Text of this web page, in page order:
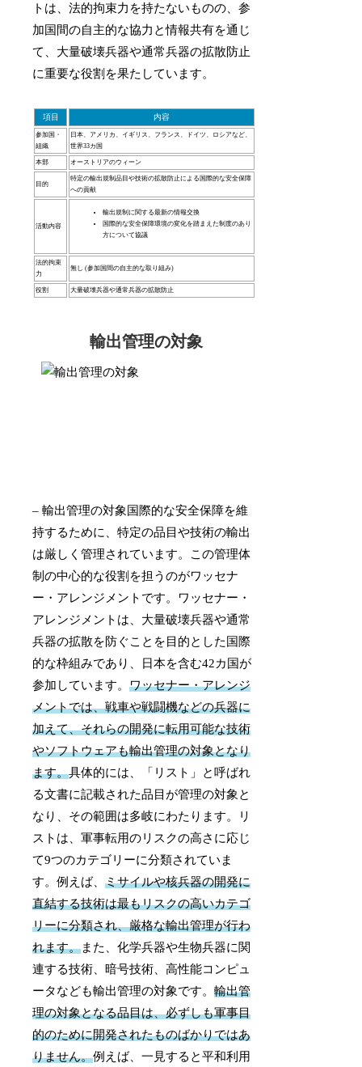
トは、法的拘束力を持たないものの、参
加国間の自主的な協力と情報共有を通じ
て、大量破壊兵器や通常兵器の拡散防止
に重要な役割を果たしています。
項目 内容
参加国・
組織
日本、アメリカ、イギリス、フランス、ドイツ、ロシアなど、
世界33カ国
本部 オーストリアのウィーン
目的
特定の輸出規制品目や技術の拡散防止による国際的な安全保障
への貢献
活動内容
輸出規制に関する最新の情報交換
国際的な安全保障環境の変化を踏まえた制度のあり
方について協議
法的拘束
力
無し (参加国間の自主的な取り組み)
役割 大量破壊兵器や通常兵器の拡散防止
輸出管理の対象
– 輸出管理の対象国際的な安全保障を維
持するために、特定の品目や技術の輸出
は厳しく管理されています。この管理体
制の中心的な役割を担うのがワッセナ
ー・アレンジメントです。ワッセナー・
アレンジメントは、大量破壊兵器や通常
兵器の拡散を防ぐことを目的とした国際
的な枠組みであり、日本を含む42カ国が
参加しています。ワッセナー・アレンジ
メントでは、戦車や戦闘機などの兵器に
加えて、それらの開発に転用可能な技術
やソフトウェアも輸出管理の対象となり
ます。具体的には、「リスト」と呼ばれ
る文書に記載された品目が管理の対象と
なり、その範囲は多岐にわたります。リ
ストは、軍事転用のリスクの高さに応じ
て9つのカテゴリーに分類されていま
す。例えば、ミサイルや核兵器の開発に
直結する技術は最もリスクの高いカテゴ
リーに分類され、厳格な輸出管理が行わ
れます。また、化学兵器や生物兵器に関
連する技術、暗号技術、高性能コンピュ
ータなども輸出管理の対象です。輸出管
理の対象となる品目は、必ずしも軍事目
的のために開発されたものばかりではあ
りません。例えば、一見すると平和利用